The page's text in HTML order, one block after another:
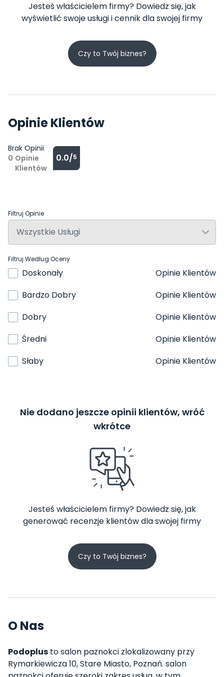
Jesteś właścicielem firmy? Dowiedz się, jak
wyświetlić swoje usługi i cennik dla swojej firmy
Czy to Twój biznes?
Opinie Klientów
Brak Opinii
0 Opinie
Klientów
0.0/5
Filtruj Opinie
Filtruj Według Oceny
Doskonały
Opinie Klientów
Bardzo Dobry
Opinie Klientów
Dobry
Opinie Klientów
Średni
Opinie Klientów
Słaby
Opinie Klientów
Nie dodano jeszcze opinii klientów, wróć
wkrótce
Jesteś właścicielem firmy? Dowiedz się, jak
generować recenzje klientów dla swojej firmy
Czy to Twój biznes?
O Nas
Podoplus to salon paznokci zlokalizowany przy
Rymarkiewicza 10, Stare Miasto, Poznań. salon